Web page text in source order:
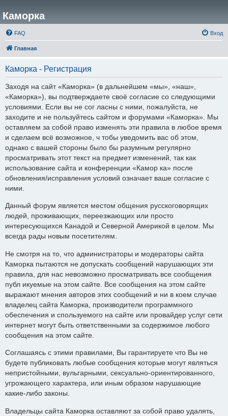
Каморка
FAQ Вход
Главная
Каморка - Регистрация
Заходя на сайт «Каморка» (в дальнейшем «мы», «наш»,
«Каморка»), вы подтверждаете своё согласие со следующими
условиями. Если вы не сог ласны с ними, пожалуйста, не
заходите и не пользуйтесь сайтом и форумами «Каморка». Мы
оставляем за собой право изменять эти правила в любое время
и сделаем всё возможное, ч тобы уведомить вас об этом,
однако с вашей стороны было бы разумным регулярно
просматривать этот текст на предмет изменений, так как
использование сайта и конференции «Камор ка» после
обновления/исправления условий означает ваше согласие с
ними.
Данный форум является местом общения русскоговорящих
людей, проживающих, переезжающих или просто
интересующихся Канадой и Северной Америкой в целом. Мы
всегда рады новым посетителям.
Не смотря на то, что администраторы и модераторы сайта
Каморка пытаются не допускать сообщений нарушающих эти
правила, для нас невозможно просматривать все сообщения
публ икуемые на этом сайте. Все сообщения на этом сайте
выражают мнения авторов этих сообщений и ни в коем случае
владелец сайта Каморка, производители программного
обеспечения и спользуемого на сайте или провайдер услуг сети
интернет могут быть ответственными за содержимое любого
сообщения на этом сайте.
Соглашаясь с этими правилами, Вы гарантируете что Вы не
будете публиковать любые сообщения которые могут являться
непристойными, вульгарными, сексуально-ориентированного,
угрожающего характера, или иным образом нарушающие
какие-либо законы.
Владельцы сайта Каморка оставляют за собой право удалять,